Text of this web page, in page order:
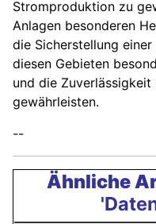
Stromproduktion zu
Anlagen besonderen
die Sicherstellung
diesen Gebieten
und die
gewährleisten.
--
Ähnliche